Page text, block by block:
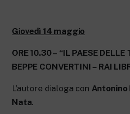
Approfondimenti culturali
Rai Cultura
Rai Scuola
Giovedì 14 maggio
ORE 10.30 – “IL PAESE
BEPPE CONVERTINI – RAI
L’autore dialoga con Antonino
Nata.